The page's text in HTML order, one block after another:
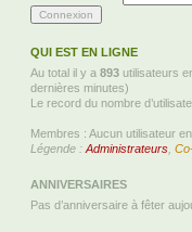
e
r
m
e
s
s
g
e
QUI EST EN LIGNE
Au total il y a 893 utilisateurs
dernières minutes)
Le record du nombre
Membres : Aucun utilisateur
Légende : Administrateurs
ANNIVERSAIRES
Pas d’anniversaire à fêter